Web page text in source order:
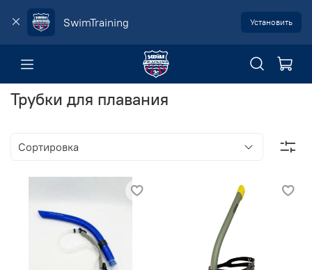
SwimTraining Установить
Трубки для плавания